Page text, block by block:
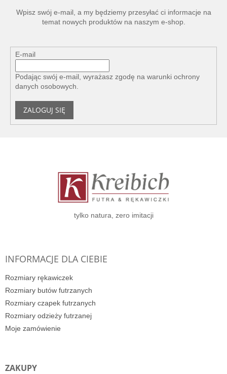
Wpisz swój e-mail, a my będziemy przesyłać ci informacje na
temat nowych produktów na naszym e-shop.
E-mail
Podając swój e-mail, wyrażasz zgodę na warunki ochrony
danych osobowych
ZALOGUJ SIĘ
tylko natura, zero imitacji
INFORMACJE DLA CIEBIE
Rozmiary rękawiczek
Rozmiary butów futrzanych
Rozmiary czapek futrzanych
Rozmiary odzieży futrzanej
Moje zamówienie
ZAKUPY